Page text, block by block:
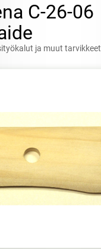
C-26-06
ja muut tarvikkeet